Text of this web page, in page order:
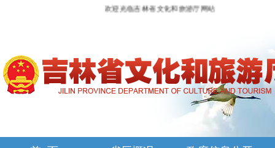
欢迎光临吉林省文化和旅游厅网站